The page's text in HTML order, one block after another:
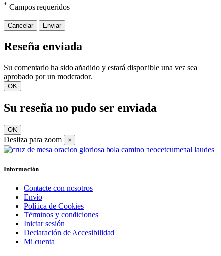
* Campos requeridos
Cancelar Enviar
Reseña enviada
Su comentario ha sido añadido y estará disponible una vez sea
aprobado por un moderador.
OK
Su reseña no pudo ser enviada
OK
Desliza para zoom ×
Información
Contacte con nosotros
Envío
Política de Cookies
Términos y condiciones
Iniciar sesión
Declaración de Accesibilidad
Mi cuenta